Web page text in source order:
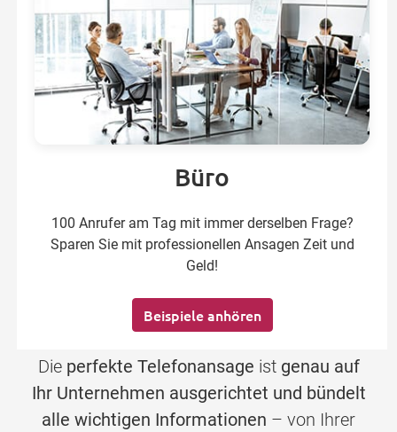
Büro
100 Anrufer am Tag mit immer derselben Frage?
Sparen Sie mit professionellen Ansagen Zeit und
Geld!
Beispiele anhören
Die perfekte Telefonansage ist genau auf
Ihr Unternehmen ausgerichtet und bündelt
alle wichtigen Informationen – von Ihrer